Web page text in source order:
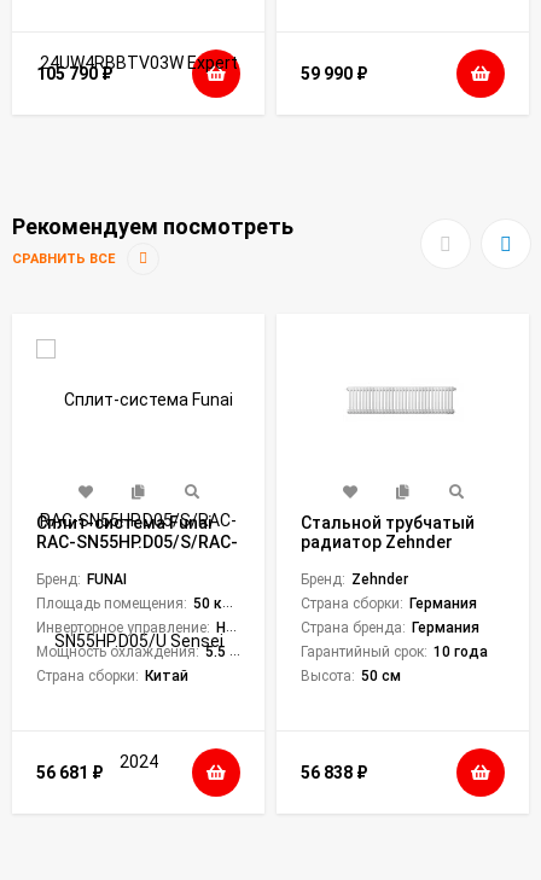
105 790₽ 59 990 ₽
Рекомендуем посмотреть
СРАВНИТЬ ВСЕ
Сплит-система Funai
RAC-SN55HP.D05/S/RAC-
2024
Бренд: FUNAI
Площадь помещения: 50 кв. м.
Инверторное управление: Нет
Мощность охлаждения: 5.5 кВт
Страна сборки: Китай
56 681 ₽
Стальной трубчатый
радиатор Zehnder
секции)
Бренд: Zehnder
Страна сборки: Германия
Страна бренда: Германия
Гарантийный срок: 10 года
Высота: 50 см
56 838 ₽